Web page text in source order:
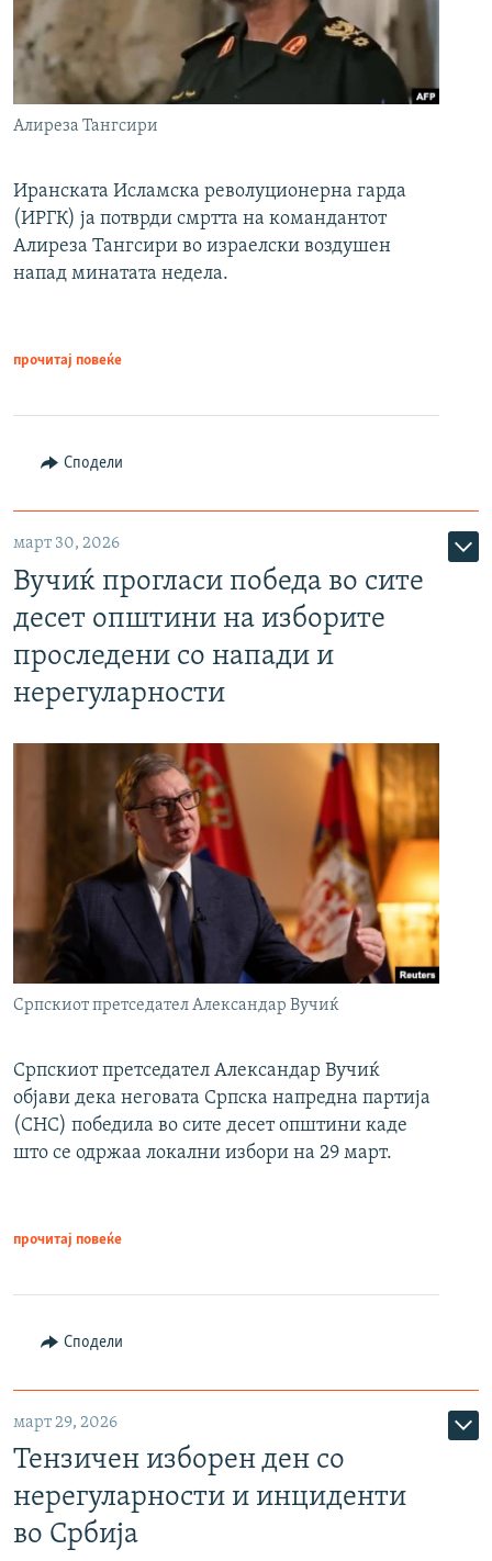
Алиреза Тангсири
Иранската Исламска револуционерна гарда
(ИРГК) ја потврди смртта на командантот
Алиреза Тангсири во израелски воздушен
напад минатата недела.
прочитај повеќе
Сподели
март 30, 2026
Вучиќ прогласи победа во сите
десет општини на изборите
проследени со напади и
нерегуларности
Српскиот претседател Александар Вучиќ
Српскиот претседател Александар Вучиќ
објави дека неговата Српска напредна партија
(СНС) победила во сите десет општини каде
што се одржаа локални избори на 29 март.
прочитај повеќе
Сподели
март 29, 2026
Тензичен изборен ден со
нерегуларности и инциденти
во Србија